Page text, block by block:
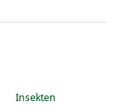
Insekten